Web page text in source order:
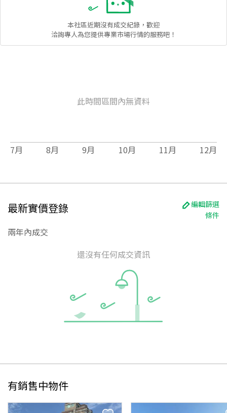
本社區近期沒有成交紀錄，歡迎
洽詢專人為您提供專業市場行情的服務吧！
此時間區間內無資料
7月 8月 9月 10月 11月 12月
最新實價登錄
編輯篩選
條件
兩年內成交
還沒有任何成交資訊
有銷售中物件